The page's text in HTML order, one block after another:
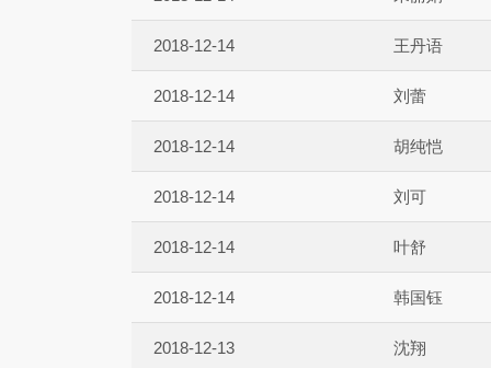
2018-12-14 王丹语
2018-12-14 刘蕾
2018-12-14 胡纯恺
2018-12-14 刘可
2018-12-14 叶舒
2018-12-14 韩国钰
2018-12-13 沈翔